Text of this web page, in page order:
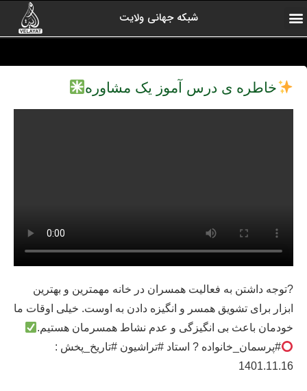
شبکه جهانی ولایت
خاطره ی درس آموز یک مشاوره
?توجه داشتن به فعالیت همسران در خانه مهمترین و بهترین
ابزار برای تشویق همسر و انگیزه دادن به اوست. خیلی اوقات ما
خودمان باعث بی انگیزگی و عدم نشاط همسرمان هستیم.
#پرسمان_خانواده ? استاد #تراشیون #تاریخ_پخش :
1401.11.16